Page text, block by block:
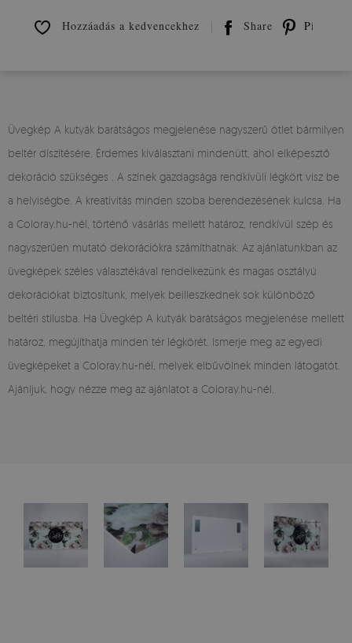
Hozzáadás a kedvencekhez Share Pin it
Üvegkép A kutyák barátságos megjelenése nagyszerű ötlet bármilyen
beltér díszítésére. Érdemes kiválasztani mindenütt, ahol elképesztő
dekoráció szükséges . A színek gazdagsága rendkívüli légkört visz be
a helyiségbe. A kreativitás minden szoba berendezésének kulcsa. Ha
a Coloray.hu-nél, történő vásárlás mellett határoz, rendkívül szép és
nagyszerűen mutató dekorációkra számíthatnak. Az ajánlatunkban az
üvegképek széles választékával rendelkezünk és magas osztályú
dekorációkat biztosítunk, melyek beilleszkednek sok különböző
beltéri stílusba. Ha Üvegkép A kutyák barátságos megjelenése mellett
határoz, megújíthatja minden tér légkörét. Ismerje meg az egyedi
üvegképeket a Coloray.hu-nél, melyek elbűvölnek minden látogatót.
Ajánljuk, hogy nézze meg az ajánlatot a Coloray.hu-nél.